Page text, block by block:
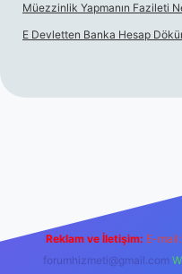
Müezzinlik Yapmanın Fazileti
E Devletten Banka Hesap
Reklam ve İletişim: E-mail:
forumhizmeti@gmail.com